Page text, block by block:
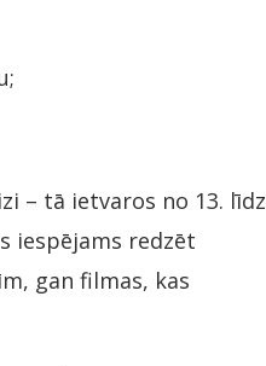
– tā ietvaros no 13. līdz
iespējams redzēt
gan filmas, kas